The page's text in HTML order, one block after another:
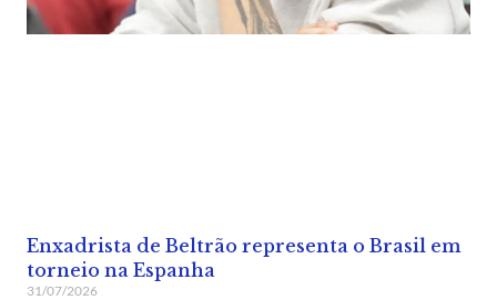
Enxadrista de Beltrão representa o Brasil em
torneio na Espanha
31/07/2026